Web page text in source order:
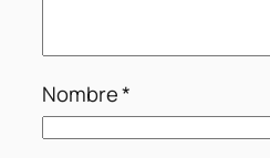
Nombre*